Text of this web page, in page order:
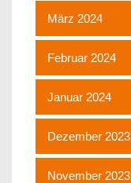
März 2024
Februar 2024
Januar 2024
Dezember 2023
November 2023